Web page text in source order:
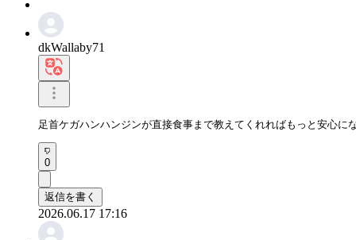
dkWallaby71
足首ケガハンハンジンが直接食事まで教えてくれればもっと安心
0
返信を書く
2026.06.17 17:16